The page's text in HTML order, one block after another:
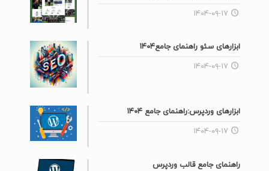
۱۴۰۴-۰۹-۱۷
ابزارهای سئو راهنمای جامع۱۴۰۴
۱۴۰۴-۰۹-۱۷
ابزارهای وردپرس:راهنمای جامع ۱۴۰۴
۱۴۰۴-۰۹-۱۷
راهنمای جامع قالب وردپرس